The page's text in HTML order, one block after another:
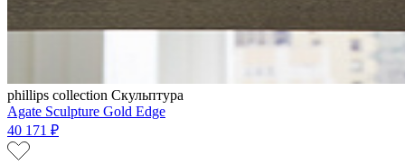
phillips collection Скульптура
Agate Sculpture Gold Edge
40 171 ₽